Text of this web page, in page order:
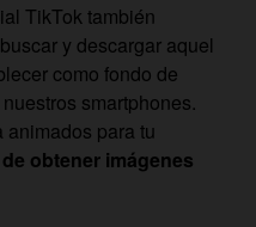
TikTok también
y descargar aquel
como fondo de
smartphones.
para tu
obtener imágenes